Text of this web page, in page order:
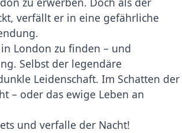
verfällt er in eine gefährliche
London zu finden – und
Selbst der legendäre
Leidenschaft. Im Schatten der
– oder das ewige Leben an
und verfalle der Nacht!